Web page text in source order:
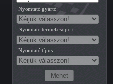
Nyomtató gyártó:
Nyomtató termékcsoport:
Nyomtató típus: